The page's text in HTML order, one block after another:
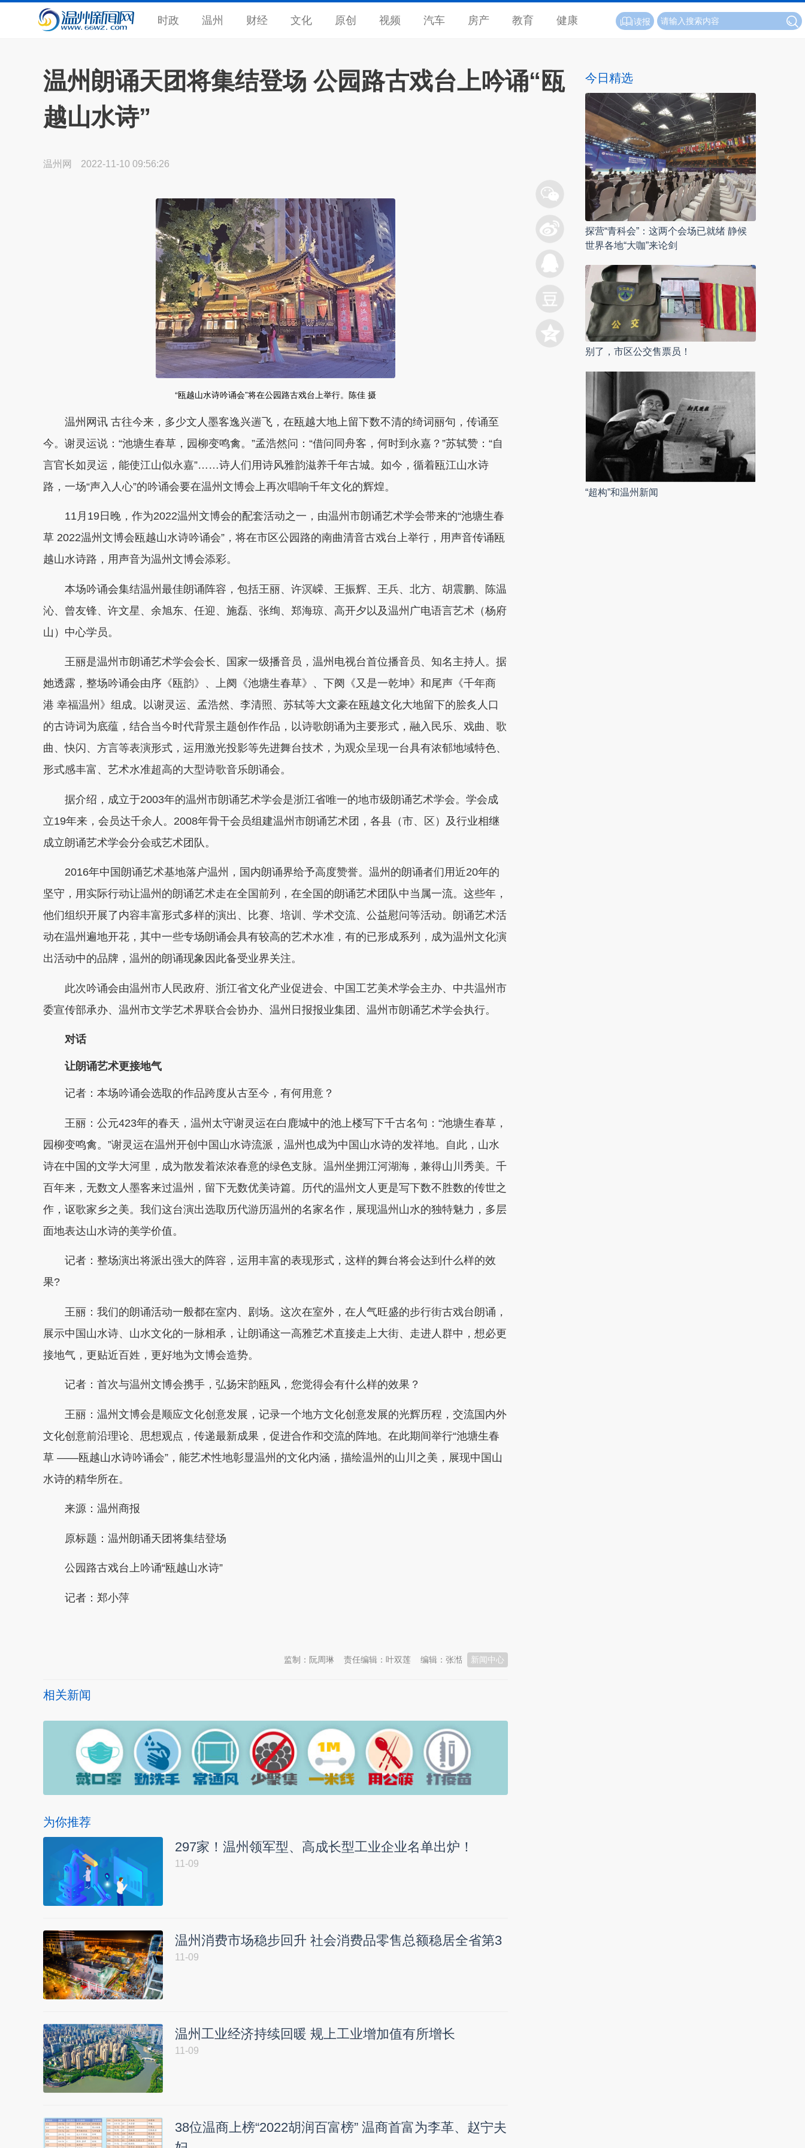
时政 温州 财经 文化 原创 视频 汽车 房产 教育 健康 读报
温州朗诵天团将集结登场 公园路古戏台上吟诵“瓯
越山水诗”
温州网 2022-11-10 09:56:26
“瓯越山水诗吟诵会”将在公园路古戏台上举行。陈佳 摄
温州网讯 古往今来，多少文人墨客逸兴遄飞，在瓯越大地上留下数不清的绮词丽句，传诵至
今。谢灵运说：“池塘生春草，园柳变鸣禽。”孟浩然问：“借问同舟客，何时到永嘉？”苏轼赞：“自
言官长如灵运，能使江山似永嘉”……诗人们用诗风雅韵滋养千年古城。如今，循着瓯江山水诗
路，一场“声入人心”的吟诵会要在温州文博会上再次唱响千年文化的辉煌。
11月19日晚，作为2022温州文博会的配套活动之一，由温州市朗诵艺术学会带来的“池塘生春
草 2022温州文博会瓯越山水诗吟诵会”，将在市区公园路的南曲清音古戏台上举行，用声音传诵瓯
越山水诗路，用声音为温州文博会添彩。
本场吟诵会集结温州最佳朗诵阵容，包括王丽、许溟嵘、王振辉、王兵、北方、胡震鹏、陈温
沁、曾友锋、许文星、余旭东、任迎、施磊、张绚、郑海琼、高开夕以及温州广电语言艺术（杨府
山）中心学员。
王丽是温州市朗诵艺术学会会长、国家一级播音员，温州电视台首位播音员、知名主持人。据
她透露，整场吟诵会由序《瓯韵》、上阕《池塘生春草》、下阕《又是一乾坤》和尾声《千年商
港 幸福温州》组成。以谢灵运、孟浩然、李清照、苏轼等大文豪在瓯越文化大地留下的脍炙人口
的古诗词为底蕴，结合当今时代背景主题创作作品，以诗歌朗诵为主要形式，融入民乐、戏曲、歌
曲、快闪、方言等表演形式，运用激光投影等先进舞台技术，为观众呈现一台具有浓郁地域特色、
形式感丰富、艺术水准超高的大型诗歌音乐朗诵会。
据介绍，成立于2003年的温州市朗诵艺术学会是浙江省唯一的地市级朗诵艺术学会。学会成
立19年来，会员达千余人。2008年骨干会员组建温州市朗诵艺术团，各县（市、区）及行业相继
成立朗诵艺术学会分会或艺术团队。
2016年中国朗诵艺术基地落户温州，国内朗诵界给予高度赞誉。温州的朗诵者们用近20年的
坚守，用实际行动让温州的朗诵艺术走在全国前列，在全国的朗诵艺术团队中当属一流。这些年，
他们组织开展了内容丰富形式多样的演出、比赛、培训、学术交流、公益慰问等活动。朗诵艺术活
动在温州遍地开花，其中一些专场朗诵会具有较高的艺术水准，有的已形成系列，成为温州文化演
出活动中的品牌，温州的朗诵现象因此备受业界关注。
此次吟诵会由温州市人民政府、浙江省文化产业促进会、中国工艺美术学会主办、中共温州市
委宣传部承办、温州市文学艺术界联合会协办、温州日报报业集团、温州市朗诵艺术学会执行。
对话
让朗诵艺术更接地气
记者：本场吟诵会选取的作品跨度从古至今，有何用意？
王丽：公元423年的春天，温州太守谢灵运在白鹿城中的池上楼写下千古名句：“池塘生春草，
园柳变鸣禽。”谢灵运在温州开创中国山水诗流派，温州也成为中国山水诗的发祥地。自此，山水
诗在中国的文学大河里，成为散发着浓浓春意的绿色支脉。温州坐拥江河湖海，兼得山川秀美。千
百年来，无数文人墨客来过温州，留下无数优美诗篇。历代的温州文人更是写下数不胜数的传世之
作，讴歌家乡之美。我们这台演出选取历代游历温州的名家名作，展现温州山水的独特魅力，多层
面地表达山水诗的美学价值。
记者：整场演出将派出强大的阵容，运用丰富的表现形式，这样的舞台将会达到什么样的效
果?
王丽：我们的朗诵活动一般都在室内、剧场。这次在室外，在人气旺盛的步行街古戏台朗诵，
展示中国山水诗、山水文化的一脉相承，让朗诵这一高雅艺术直接走上大街、走进人群中，想必更
接地气，更贴近百姓，更好地为文博会造势。
记者：首次与温州文博会携手，弘扬宋韵瓯风，您觉得会有什么样的效果？
王丽：温州文博会是顺应文化创意发展，记录一个地方文化创意发展的光辉历程，交流国内外
文化创意前沿理论、思想观点，传递最新成果，促进合作和交流的阵地。在此期间举行“池塘生春
草 ——瓯越山水诗吟诵会”，能艺术性地彰显温州的文化内涵，描绘温州的山川之美，展现中国山
水诗的精华所在。
来源：温州商报
原标题：温州朗诵天团将集结登场
公园路古戏台上吟诵“瓯越山水诗”
记者： 郑小萍
新闻中心
编辑：张湉
责任编辑：叶双莲
监制：阮周琳
相关新闻
为你推荐
297家！温州领军型、高成长型工业企业名单出炉！
11-09
温州消费市场稳步回升 社会消费品零售总额稳居全省第3
11-09
温州工业经济持续回暖 规上工业增加值有所增长
11-09
38位温商上榜“2022胡润百富榜” 温商首富为李革、赵宁夫
今日精选
探营“青科会”：这两个会场已就绪 静候
世界各地“大咖”来论剑
别了，市区公交售票员！
“超构”和温州新闻